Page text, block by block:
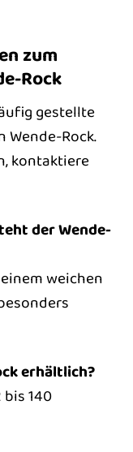
zum
Rock
gestellte
Wende-Rock.
kontaktiere
der Wende-
weichen
erhältlich?
140